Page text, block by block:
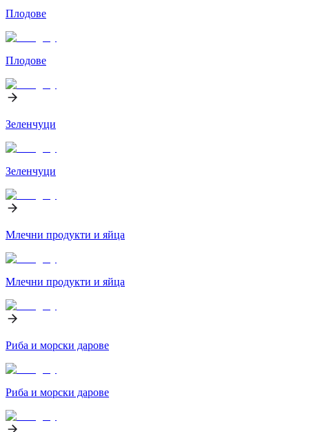
Плодове
Плодове
Зеленчуци
Зеленчуци
Млечни продукти и яйца
Млечни продукти и яйца
Риба и морски дарове
Риба и морски дарове